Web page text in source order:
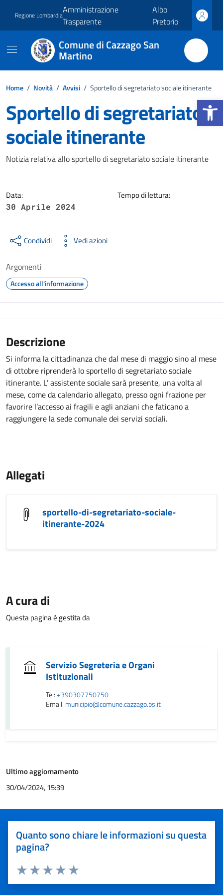
Apri la
Regione LombardiaAmministrazione
Trasparente
Albo
Pretorio
Comune di Cazzago San
Martino
Home / Novità / Avvisi / Sportello di segretariato sociale itinerante
Sportello di segretariato
sociale itinerante
Dettagli della notizia
Notizia relativa allo sportello di segretariato sociale itinerante
Data:
30 Aprile 2024
Tempo di lettura:
Condividi Vedi azioni
Argomenti
Accesso all'informazione
Descrizione
Si informa la cittadinanza che dal mese di maggio sino al mese
di ottobre riprenderà lo sportello di segretariato sociale
itinerante. L’ assistente sociale sarà presente, una volta al
mese, come da calendario allegato, presso ogni frazione per
favorire l’accesso ai fragili e agli anziani che faticano a
raggiungere la sede comunale dei servizi sociali.
Allegati
sportello-di-segretariato-sociale-
itinerante-2024
A cura di
Questa pagina è gestita da
Servizio Segreteria e Organi
Istituzionali
Tel:+390307750750
Email: municipio@comune.cazzago.bs.it
Ultimo aggiornamento
30/04/2024, 15:39
Quanto sono chiare le informazioni su questa
pagina?
Valuta 5 stelle su 5
Valuta 4 stelle su 5
Valuta 3 stelle su 5
Valuta 2 stelle su 5
Valuta 1 stelle su 5